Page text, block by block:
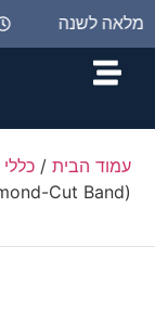
מלאה לשנה
עמוד הבית / כללי
(Diamond-Cut Band)